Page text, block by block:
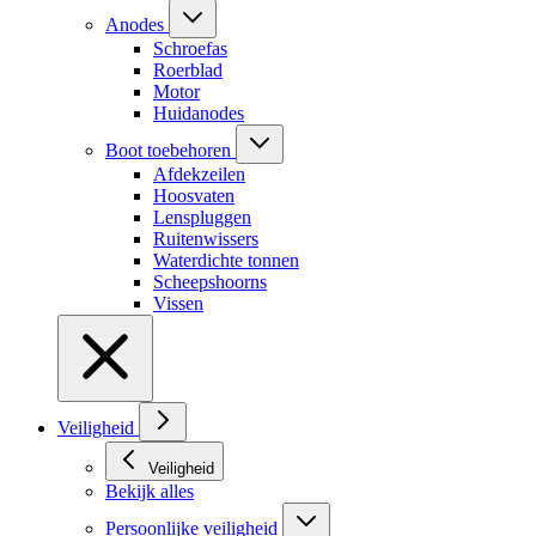
Anodes
Schroefas
Roerblad
Motor
Huidanodes
Boot toebehoren
Afdekzeilen
Hoosvaten
Lenspluggen
Ruitenwissers
Waterdichte tonnen
Scheepshoorns
Vissen
Veiligheid
Veiligheid
Bekijk alles
Persoonlijke veiligheid